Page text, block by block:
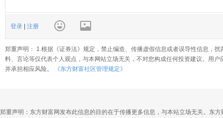
登录 注册
郑重声明： 1.根据《证券法》规定，禁止编造、传播虚假信息或者误导性信息，
料、言论等仅代表个人观点，与本网站立场无关，不对您构成任何投资建议。用
并承担相应风险。
《东方财富社区管理规定》
郑重声明：东方财富网发布此信息的目的在于传播更多信息，与本站立场无关。东